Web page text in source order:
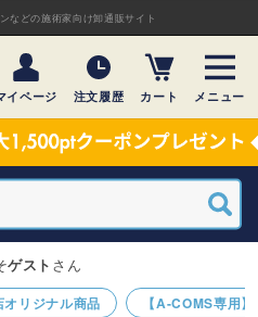
などの施術家向け卸通販サイト
イページ 注文履歴 カート メニュー
オリジナル商品 【A-COMS専用
ゲスト さん